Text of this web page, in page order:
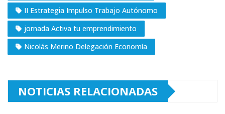
II Estrategia Impulso Trabajo Autónomo
jornada Activa tu emprendimiento
Nicolás Merino Delegación Economía
NOTICIAS RELACIONADAS